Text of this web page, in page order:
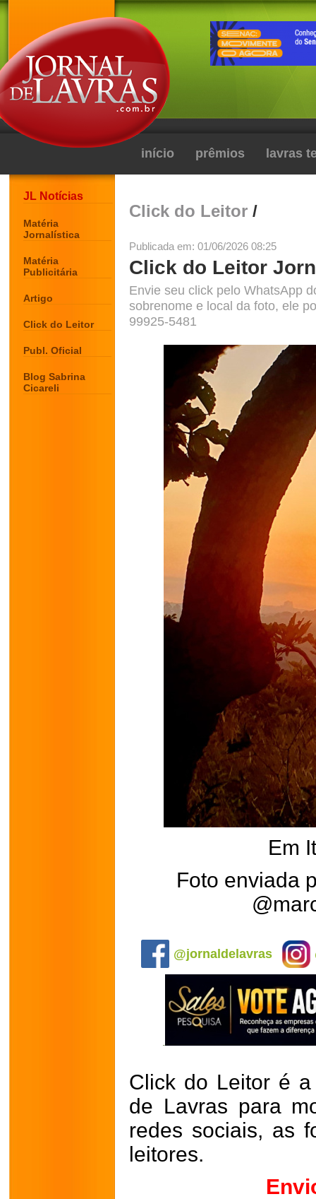
início prêmios lavras
JL Notícias
Matéria
Jornalística
Matéria
Publicitária
Artigo
Click do Leitor
Publ. Oficial
Blog Sabrina
Cicareli
Click do Leitor /
Publicada em: 01/06/2026 08:25
Click do Leitor
Envie seu click pelo WhatsApp
sobrenome e local da foto, ele
99925-5481
Em
Foto enviada
@jornaldelavras
Click do Leitor é
de Lavras para
redes sociais, as
leitores.